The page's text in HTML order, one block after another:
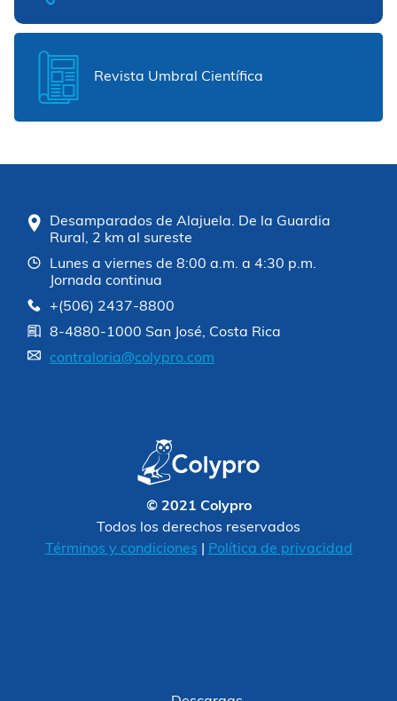
Revista Umbral Científica
Desamparados de Alajuela. De la Guardia
Rural, 2 km al sureste
Lunes a viernes de 8:00 a.m. a 4:30 p.m.
Jornada continua
+(506) 2437-8800
8-4880-1000 San José, Costa Rica
contraloria@colypro.com
© 2021 Colypro
Todos los derechos reservados
Términos y condiciones
Política de privacidad